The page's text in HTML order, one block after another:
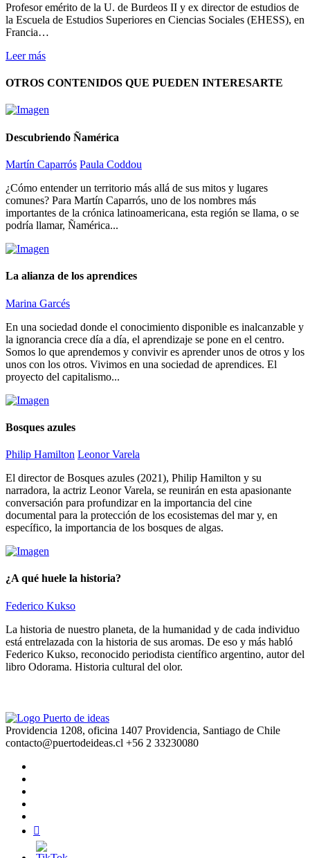
Profesor emérito de la U. de Burdeos II y ex director de estudios de
la Escuela de Estudios Superiores en Ciencias Sociales (EHESS), en
Francia…
Leer más
OTROS CONTENIDOS QUE PUEDEN INTERESARTE
Descubriendo Ñamérica
Martín Caparrós Paula Coddou
¿Cómo entender un territorio más allá de sus mitos y lugares
comunes? Para Martín Caparrós, uno de los nombres más
importantes de la crónica latinoamericana, esta región se llama, o se
podría llamar, Ñamérica...
La alianza de los aprendices
Marina Garcés
En una sociedad donde el conocimiento disponible es inalcanzable y
la ignorancia crece día a día, el aprendizaje se pone en el centro.
Somos lo que aprendemos y convivir es aprender unos de otros y los
unos con los otros. Vivimos en una sociedad de aprendices. El
proyecto del capitalismo...
Bosques azules
Philip Hamilton Leonor Varela
El director de Bosques azules (2021), Philip Hamilton y su
narradora, la actriz Leonor Varela, se reunirán en esta apasionante
conversación para profundizar en la importancia del cine
documental para la protección de los ecosistemas del mar y, en
específico, la importancia de los bosques de algas.
¿A qué huele la historia?
Federico Kukso
La historia de nuestro planeta, de la humanidad y de cada individuo
está entrelazada con la historia de sus aromas. De eso y más habló
Federico Kukso, reconocido periodista científico argentino, autor del
libro Odorama. Historia cultural del olor.
Providencia 1208, oficina 1407 Providencia, Santiago de Chile
contacto@puertodeideas.cl +56 2 33230080